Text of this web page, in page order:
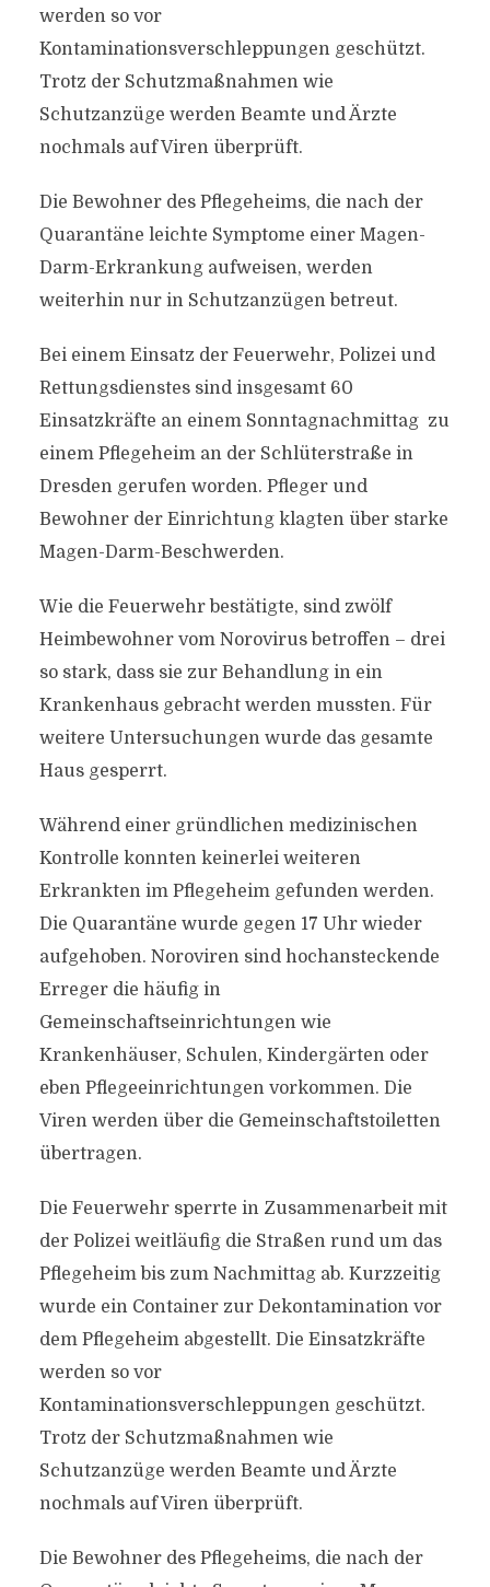
werden so vor
Kontaminationsverschleppungen geschützt.
Trotz der Schutzmaßnahmen wie
Schutzanzüge werden Beamte und Ärzte
nochmals auf Viren überprüft.
Die Bewohner des Pflegeheims, die nach der
Quarantäne leichte Symptome einer Magen-
Darm-Erkrankung aufweisen, werden
weiterhin nur in Schutzanzügen betreut.
Bei einem Einsatz der Feuerwehr, Polizei und
Rettungsdienstes sind insgesamt 60
Einsatzkräfte an einem Sonntagnachmittag zu
einem Pflegeheim an der Schlüterstraße in
Dresden gerufen worden. Pfleger und
Bewohner der Einrichtung klagten über starke
Magen-Darm-Beschwerden.
Wie die Feuerwehr bestätigte, sind zwölf
Heimbewohner vom Norovirus betroffen – drei
so stark, dass sie zur Behandlung in ein
Krankenhaus gebracht werden mussten. Für
weitere Untersuchungen wurde das gesamte
Haus gesperrt.
Während einer gründlichen medizinischen
Kontrolle konnten keinerlei weiteren
Erkrankten im Pflegeheim gefunden werden.
Die Quarantäne wurde gegen 17 Uhr wieder
aufgehoben. Noroviren sind hochansteckende
Erreger die häufig in
Gemeinschaftseinrichtungen wie
Krankenhäuser, Schulen, Kindergärten oder
eben Pflegeeinrichtungen vorkommen. Die
Viren werden über die Gemeinschaftstoiletten
übertragen.
Die Feuerwehr sperrte in Zusammenarbeit mit
der Polizei weitläufig die Straßen rund um das
Pflegeheim bis zum Nachmittag ab. Kurzzeitig
wurde ein Container zur Dekontamination vor
dem Pflegeheim abgestellt. Die Einsatzkräfte
werden so vor
Kontaminationsverschleppungen geschützt.
Trotz der Schutzmaßnahmen wie
Schutzanzüge werden Beamte und Ärzte
nochmals auf Viren überprüft.
Die Bewohner des Pflegeheims, die nach der